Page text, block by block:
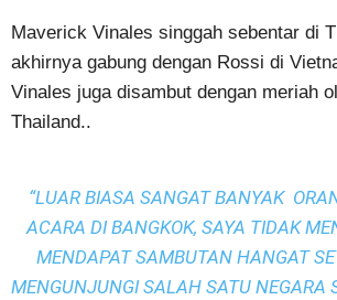
Maverick Vinales singgah sebentar di
akhirnya gabung dengan Rossi di
Vinales juga disambut dengan meriah
Thailand..
“LUAR BIASA SANGAT BANYAK
ACARA DI BANGKOK, SAYA TIDAK
MENDAPAT SAMBUTAN HANGAT
MENGUNJUNGI SALAH SATU NEGARA